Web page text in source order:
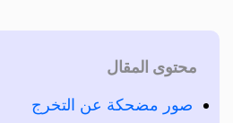
محتوى المقال
صور مضحكة عن التخرج